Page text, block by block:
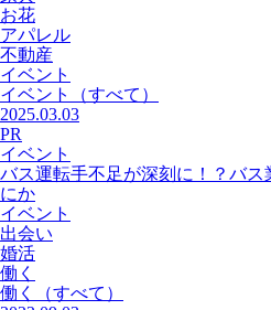
お花
アパレル
不動産
イベント
イベント
（すべて）
2025.03.03
PR
イベント
バス運転手不足が深刻に！？バ
にか
イベント
出会い
婚活
働く
働く
（すべて）